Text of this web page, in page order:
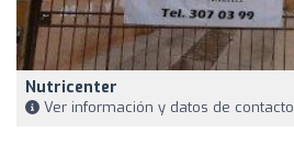
Nutricenter
Ver información y datos de contacto